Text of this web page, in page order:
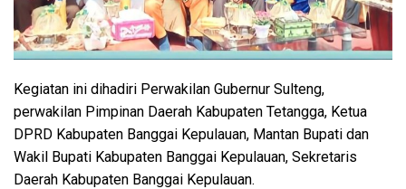
Kegiatan ini dihadiri Perwakilan Gubernur Sulteng,
perwakilan Pimpinan Daerah Kabupaten Tetangga, Ketua
DPRD Kabupaten Banggai Kepulauan, Mantan Bupati dan
Wakil Bupati Kabupaten Banggai Kepulauan, Sekretaris
Daerah Kabupaten Banggai Kepulauan.